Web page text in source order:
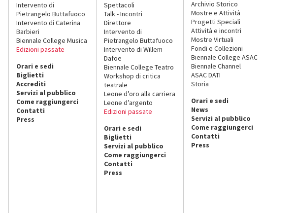
Intervento di
Pietrangelo Buttafuoco
Intervento di Caterina
Barbieri
Biennale College Musica
Edizioni passate
Orari e sedi
Biglietti
Accrediti
Servizi al pubblico
Come raggiungerci
Contatti
Press
Spettacoli
Talk - Incontri
Direttore
Intervento di
Pietrangelo Buttafuoco
Intervento di Willem
Dafoe
Biennale College Teatro
Workshop di critica
teatrale
Leone d’oro alla carriera
Leone d’argento
Edizioni passate
Orari e sedi
Biglietti
Servizi al pubblico
Come raggiungerci
Contatti
Press
Archivio Storico
Mostre e Attività
Progetti Speciali
Attività e incontri
Mostre Virtuali
Fondi e Collezioni
Biennale College ASAC
Biennale Channel
ASAC DATI
Storia
Orari e sedi
News
Servizi al pubblico
Come raggiungerci
Contatti
Press